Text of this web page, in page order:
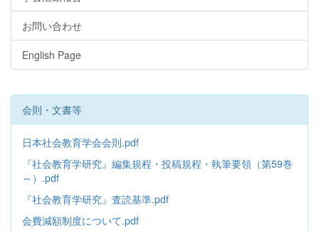
お問い合わせ
English Page
会則・文書等
日本社会教育学会会則.pdf
『社会教育学研究』編集規程・投稿規程・執筆要領（第59巻
～）.pdf
『社会教育学研究』査読基準.pdf
会費減額制度について.pdf